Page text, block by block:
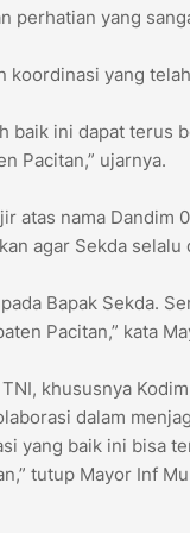
perhatian yang
koordinasi yang
baik ini dapat terus
Pacitan,” ujarnya.
atas nama Dandim
agar Sekda
Bapak Sekda.
Pacitan,” kata
khususnya
dalam
yang baik ini bisa
tutup Mayor Inf